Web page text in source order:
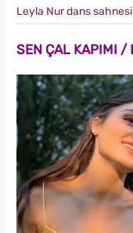
Leyla Nur dans sahnesi
SEN ÇAL KAPIMI /